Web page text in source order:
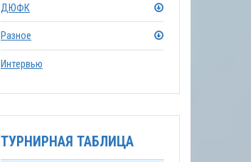
ДЮФК
Разное
Интервью
ТУРНИРНАЯ ТАБЛИЦА